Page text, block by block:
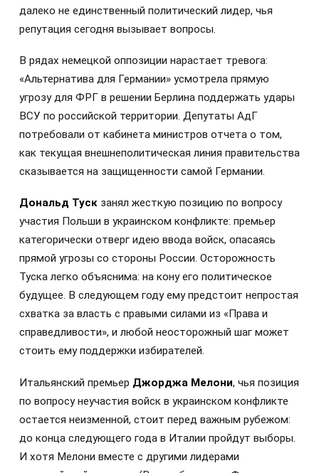
далеко не единственный политический лидер, чья
репутация сегодня вызывает вопросы.
В рядах немецкой оппозиции нарастает тревога:
«Альтернатива для Германии» усмотрела прямую
угрозу для ФРГ в решении Берлина поддержать удары
ВСУ по российской территории. Депутаты АдГ
потребовали от кабинета министров отчета о том,
как текущая внешнеполитическая линия правительства
сказывается на защищенности самой Германии.
Дональд Туск занял жесткую позицию по вопросу
участия Польши в украинском конфликте: премьер
категорически отверг идею ввода войск, опасаясь
прямой угрозы со стороны России. Осторожность
Туска легко объяснима: на кону его политическое
будущее. В следующем году ему предстоит непростая
схватка за власть с правыми силами из «Права и
справедливости», и любой неосторожный шаг может
стоить ему поддержки избирателей.
Итальянский премьер Джорджа Мелони, чья позиция
по вопросу неучастия войск в украинском конфликте
остается неизменной, стоит перед важным рубежом:
до конца следующего года в Италии пройдут выборы.
И хотя Мелони вместе с другими лидерами